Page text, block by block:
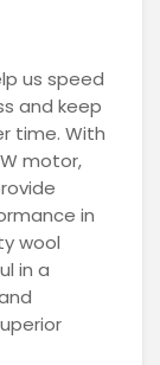
us speed
and keep
time. With
motor,
in
wool
in a